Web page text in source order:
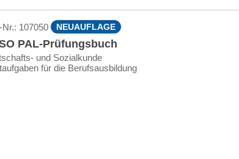
Nr.: 107050 NEUAUFLAGE
PAL-Prüfungsbuch
und Sozialkunde
für die Berufsausbildung